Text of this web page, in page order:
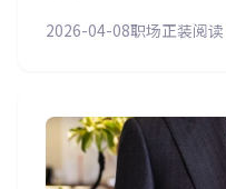
裁表达严谨、精致细节体
2026-04-08职场正装阅